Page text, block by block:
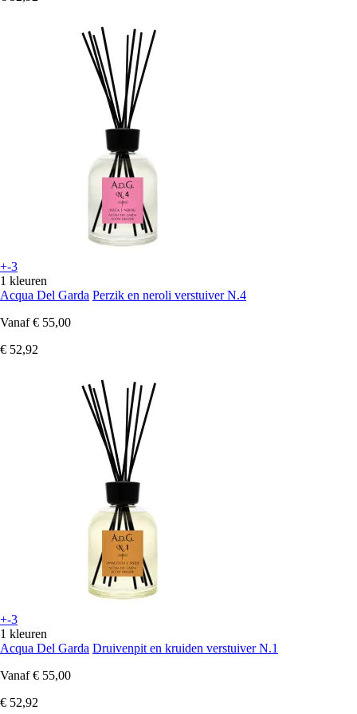
+-3
1 kleuren
Acqua Del Garda Perzik en neroli verstuiver N.4
Vanaf € 55,00
€ 52,92
+-3
1 kleuren
Acqua Del Garda Druivenpit en kruiden verstuiver N.1
Vanaf € 55,00
€ 52,92